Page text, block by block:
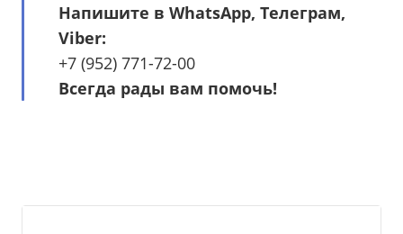
Напишите в WhatsApp, Телеграм,
Viber:
+7 (952) 771-72-00
Всегда рады вам помочь!